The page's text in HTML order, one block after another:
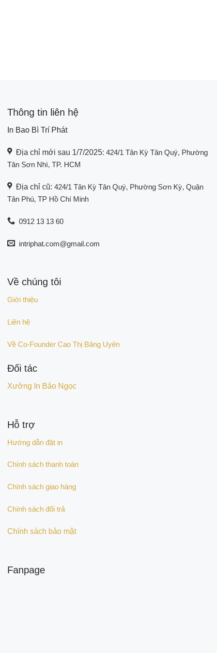
Thông tin liên hệ
In Bao Bì Trí Phát
Địa chỉ mới sau 1/7/2025: 424/1 Tân Kỳ Tân Quý, Phường
Tân Sơn Nhì, TP. HCM
Địa chỉ cũ: 424/1 Tân Kỳ Tân Quý, Phường Sơn Kỳ, Quận
Tân Phú, TP Hồ Chí Minh
0912 13 13 60
intriphat.com@gmail.com
Về chúng tôi
Giới thiệu
Liên hệ
Về Co-Founder Cao Thị Băng Uyên
Đối tác
Xưởng In Bảo Ngọc
Hỗ trợ
Hướng dẫn đặt in
Chính sách thanh toán
Chính sách giao hàng
Chính sách đổi trả
Chính sách bảo mật
Fanpage